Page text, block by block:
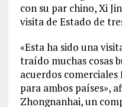
con su par chino, Xi
visita de Estado de
«Esta ha sido una
traído muchas cosas
acuerdos
para ambos países»,
Zhongnanhai, un